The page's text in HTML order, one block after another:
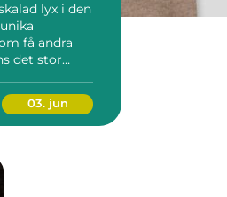
lyx i den
få andra
det stor
03. jun